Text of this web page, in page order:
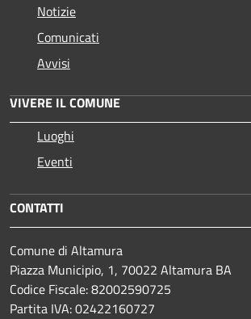
Notizie
Comunicati
Avvisi
VIVERE IL COMUNE
Luoghi
Eventi
CONTATTI
Comune di Altamura
Piazza Municipio, 1, 70022 Altamura BA
Codice Fiscale: 82002590725
Partita IVA: 02422160727